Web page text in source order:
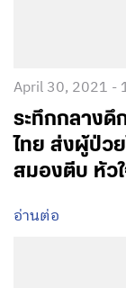
April 30, 2021 -
ระทึกกลางดึ
ไทย ส่งผู้ป่วย
สมองตีบ หัว
อ่านต่อ